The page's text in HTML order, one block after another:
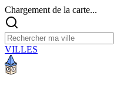
Chargement de la carte...
VILLES